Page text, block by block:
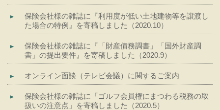
保険会社様の雑誌に『利用度が低い土地建物等を譲渡し
た場合の特例』を寄稿しました（2020.10）
保険会社様の雑誌に『「財産債務調書」「国外財産調
書」の提出要件』を寄稿しました（2020.9）
オンライン面談（テレビ会議）に関するご案内
保険会社様の雑誌に「ゴルフ会員権にまつわる税務の取
扱いの注意点」を寄稿しました（2020.5）